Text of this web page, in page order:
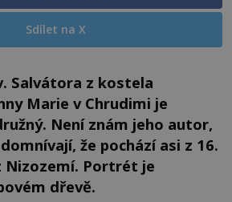
Sdílet na X
Salvátora z kostela
Marie v Chrudimi je
Není znám jeho autor,
že pochází asi z 16.
Portrét je
dřevě.